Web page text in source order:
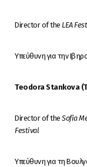
Director of the LEA
Υπεύθυνη για την
Teodora Stankova
Director of the Sofia
Festival
Υπεύθυνη για τη